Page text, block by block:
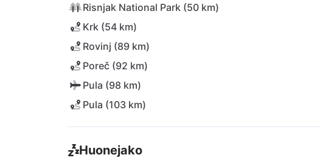
Risnjak National Park (50 km)
Krk (54 km)
Rovinj (89 km)
Poreč (92 km)
Pula (98 km)
Pula (103 km)
Huonejako